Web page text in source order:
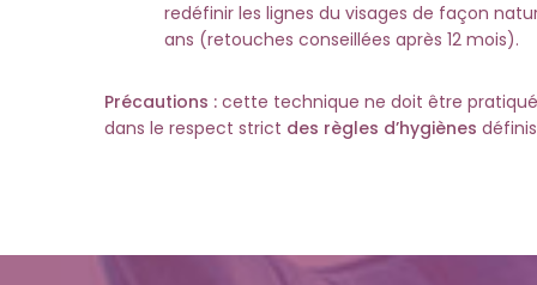
redéfinir les lignes du visages de façon
ans (retouches conseillées après 12 mois).
Précautions : cette technique ne doit être
dans le respect strict des règles d’hygiènes